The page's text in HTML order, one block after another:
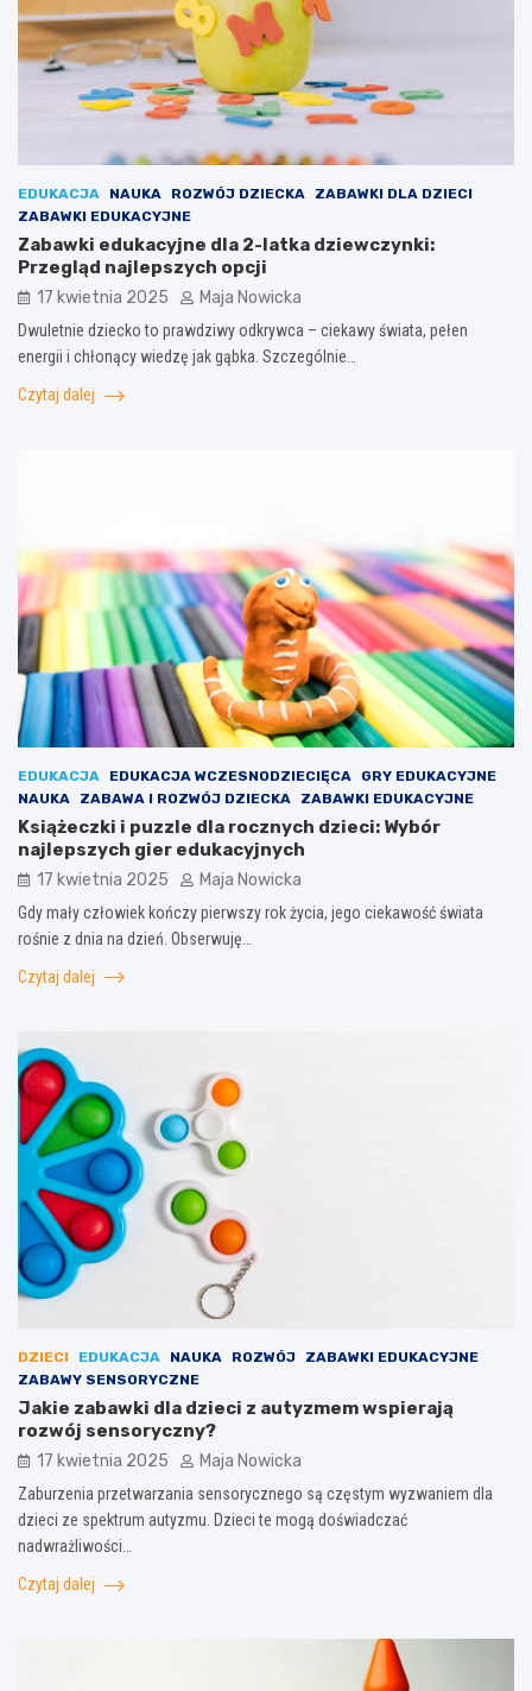
EDUKACJA NAUKA ROZWÓJ DZIECKA
ZABAWKI DLA DZIECI
ZABAWKI EDUKACYJNE
Zabawki edukacyjne dla 2-latka dziewczynki:
Przegląd najlepszych opcji
17 kwietnia 2025 Maja Nowicka
Dwuletnie dziecko to prawdziwy odkrywca – ciekawy świata, pełen
energii i chłonący wiedzę jak gąbka. Szczególnie…
Czytaj dalej
EDUKACJA EDUKACJA WCZESNODZIECIĘCA
GRY EDUKACYJNE
NAUKA
ZABAWA I ROZWÓJ DZIECKA ZABAWKI EDUKACYJNE
Książeczki i puzzle dla rocznych dzieci: Wybór
najlepszych gier edukacyjnych
17 kwietnia 2025 Maja Nowicka
Gdy mały człowiek kończy pierwszy rok życia, jego ciekawość świata
rośnie z dnia na dzień. Obserwuję…
Czytaj dalej
DZIECI EDUKACJA NAUKA ROZWÓJ
ZABAWKI EDUKACYJNE
ZABAWY SENSORYCZNE
Jakie zabawki dla dzieci z autyzmem wspierają
rozwój sensoryczny?
17 kwietnia 2025 Maja Nowicka
Zaburzenia przetwarzania sensorycznego są częstym wyzwaniem dla
dzieci ze spektrum autyzmu. Dzieci te mogą doświadczać
nadwrażliwości…
Czytaj dalej